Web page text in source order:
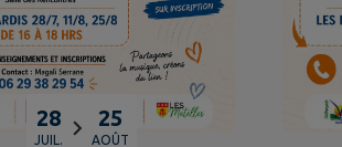
28
JUIL.
25
AOÛT